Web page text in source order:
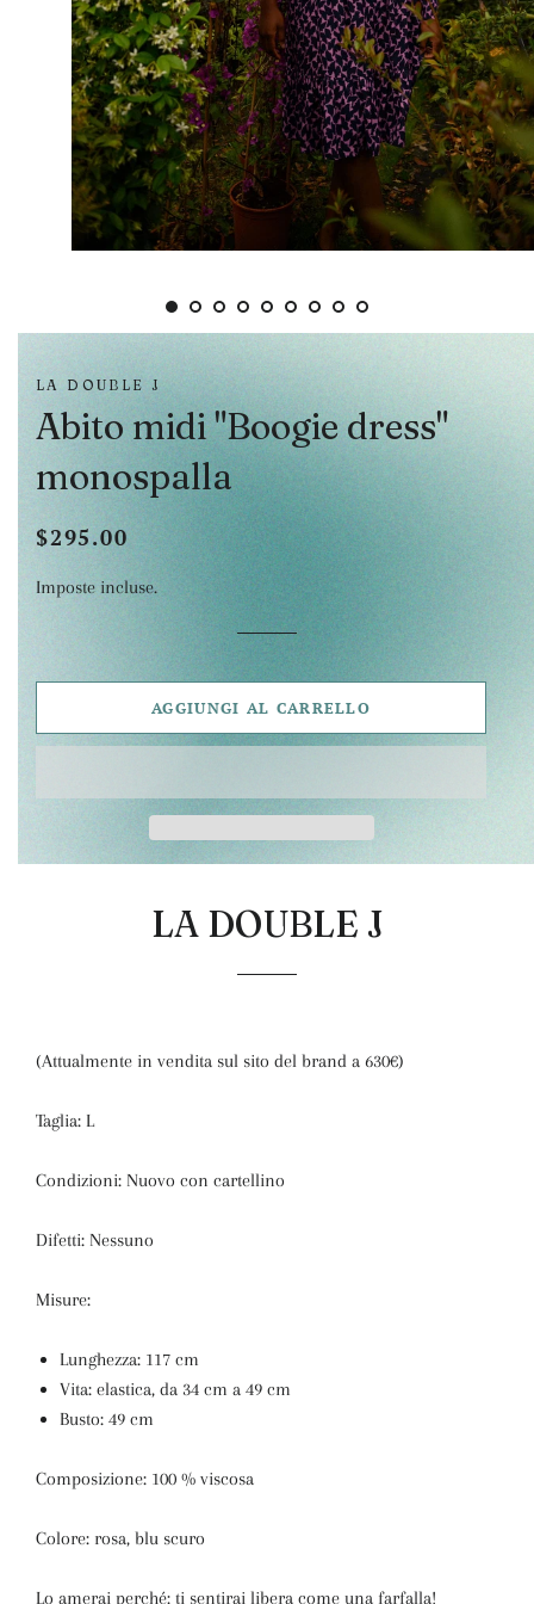
LA DOUBLE J
Abito midi "Boogie dress"
monospalla
Prezzo
listino
Prezzo
$295.00
Imposte incluse.
AGGIUNGI AL CARRELLO
LA DOUBLE J
(Attualmente in vendita sul sito del brand a 630€)
Taglia: L
Condizioni: Nuovo con cartellino
Difetti: Nessuno
Misure:
Lunghezza: 117 cm
Vita: elastica, da 34 cm a 49 cm
Busto: 49 cm
Composizione: 100 % viscosa
Colore: rosa, blu scuro
Lo amerai perché: ti sentirai libera come una farfalla!